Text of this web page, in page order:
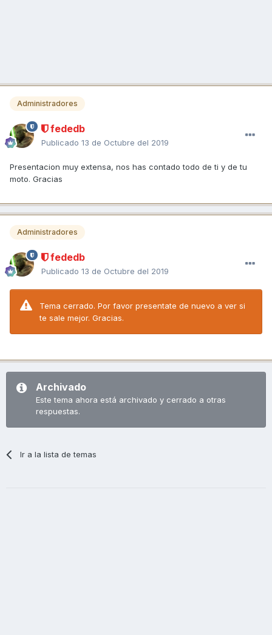
Administradores
fededb
Publicado 13 de Octubre del 2019
Presentacion muy extensa, nos has contado todo de ti y de tu
moto. Gracias
Administradores
fededb
Publicado 13 de Octubre del 2019
Tema cerrado. Por favor presentate de nuevo a ver si
te sale mejor. Gracias.
Archivado
Este tema ahora está archivado y cerrado a otras
respuestas.
Ir a la lista de temas